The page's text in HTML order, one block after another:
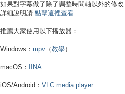
如果對字幕做了除了調整時間軸以外的修
詳細說明請 點擊這裡查看
推薦大家使用以下播放器：
Windows： mpv（教學）
macOS： IINA
iOS/Android： VLC media player